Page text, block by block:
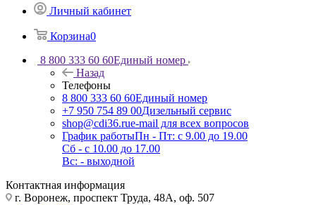
Личный кабинет
Корзина0
8 800 333 60 60Единый номер
Назад
Телефоны
8 800 333 60 60Единый номер
+7 950 754 89 00Дизельный сервис
shop@cdi36.rue-mail для всех вопросов
График работыПн - Пт: с 9.00 до 19.00
Сб - с 10.00 до 17.00
Вс: - выходной
Контактная информация
г. Воронеж, проспект Труда, 48А, оф. 507